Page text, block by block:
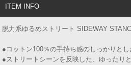
ITEM INFO
脱力系ゆるめストリート SIDEWAY
●コットン100％の手持ち感のしっかりと
●ストリートシーンを反映した、ゆったり